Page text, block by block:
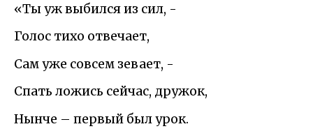
«Ты уж выбился из сил, -
Голос тихо отвечает,
Сам уже совсем зевает, -
Спать ложись сейчас, дружок,
Нынче – первый был урок.